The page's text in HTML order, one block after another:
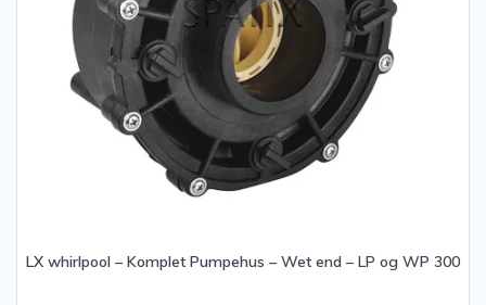
LX whirlpool – Komplet Pumpehus – Wet end – LP og WP 300